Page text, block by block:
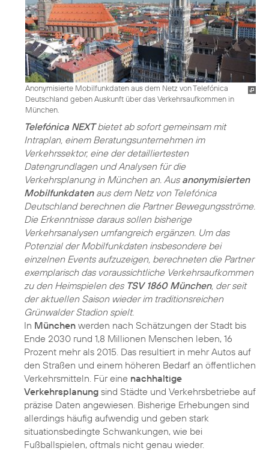
Anonymisierte Mobilfunkdaten aus dem Netz von Telefónica
Deutschland geben Auskunft über das Verkehrsaufkommen in
München.
Telefónica NEXTbietet ab sofort gemeinsam mit
Intraplan, einem Beratungsunternehmen im
Verkehrssektor, eine der detailliertesten
Datengrundlagen und Analysen für die
Verkehrsplanung in München an. Aus anonymisierten
Mobilfunkdatenaus dem Netz von Telefónica
Deutschland berechnen die Partner Bewegungsströme.
Die Erkenntnisse daraus sollen bisherige
Verkehrsanalysen umfangreich ergänzen. Um das
Potenzial der Mobilfunkdaten insbesondere bei
einzelnen Events aufzuzeigen, berechneten die Partner
exemplarisch das voraussichtliche Verkehrsaufkommen
zu den Heimspielen des TSV 1860 München, der seit
der aktuellen Saison wieder im traditionsreichen
Grünwalder Stadion spielt.
In München werden nach Schätzungen der Stadt bis
Ende 2030 rund 1,8 Millionen Menschen leben, 16
Prozent mehr als 2015. Das resultiert in mehr Autos auf
den Straßen und einem höheren Bedarf an öffentlichen
Verkehrsmitteln. Für eine nachhaltige
Verkehrsplanung sind Städte und Verkehrsbetriebe auf
präzise Daten angewiesen. Bisherige Erhebungen sind
allerdings häufig aufwendig und geben stark
situationsbedingte Schwankungen, wie bei
Fußballspielen, oftmals nicht genau wieder.